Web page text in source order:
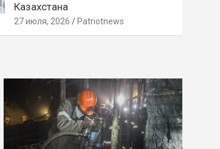
Казахстана
27 июля, 2026 Patriotnews